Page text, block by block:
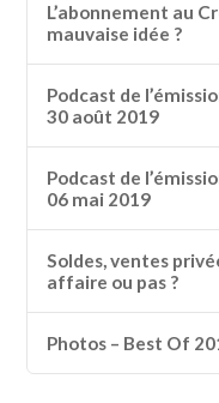
L’abonnement au
mauvaise idée ?
Podcast de
30 août 2019
Podcast de
06 mai 2019
Soldes, ventes
affaire ou pas ?
Photos – Best Of